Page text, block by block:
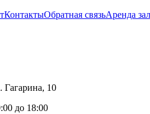
КонтактыОбратная связьАренда
Гагарина, 10
до 18:00